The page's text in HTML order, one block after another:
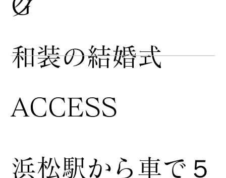
​和装の結婚式
浜松駅から車で５
ACCESS